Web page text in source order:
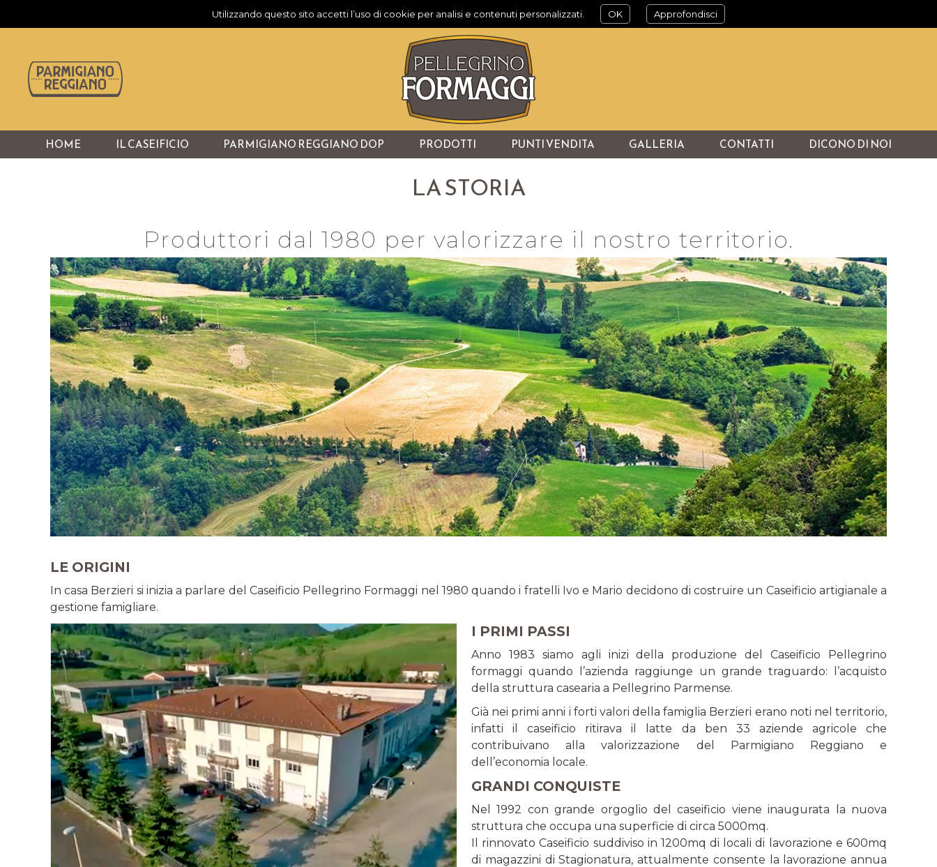
Utilizzando questo sito accetti l’uso di cookie per analisi e contenuti personalizzati. OK Approfondisci
HOME IL CASEIFICIO PARMIGIANO REGGIANO DOP PRODOTTI PUNTI VENDITA GALLERIA CONTATTI DICONO DI NOI
LA STORIA
Produttori dal 1980 per valorizzare il nostro territorio.
LE ORIGINI
In casa Berzieri si inizia a parlare del Caseificio Pellegrino Formaggi nel 1980 quando i fratelli Ivo e Mario decidono di costruire un Caseificio artigianale a
gestione famigliare.
I PRIMI PASSI
Anno 1983 siamo agli inizi della produzione del Caseificio Pellegrino
formaggi quando l’azienda raggiunge un grande traguardo: l’acquisto
della struttura casearia a Pellegrino Parmense.
Già nei primi anni i forti valori della famiglia Berzieri erano noti nel territorio,
infatti il caseificio ritirava il latte da ben 33 aziende agricole che
contribuivano alla valorizzazione del Parmigiano Reggiano e
dell’economia locale.
GRANDI CONQUISTE
Nel 1992 con grande orgoglio del caseificio viene inaugurata la nuova
struttura che occupa una superficie di circa 5000mq.
Il rinnovato Caseificio suddiviso in 1200mq di locali di lavorazione e 600mq
di magazzini di Stagionatura, attualmente consente la lavorazione annua